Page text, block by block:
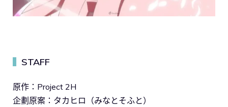
STAFF
原作：Project 2H
企劃原案：タカヒロ（みなとそふと）